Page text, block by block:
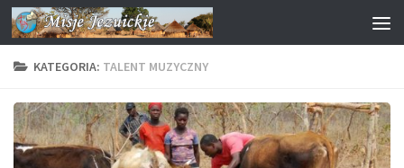
Przejdź do treści
KATEGORIA: TALENT MUZYCZNY